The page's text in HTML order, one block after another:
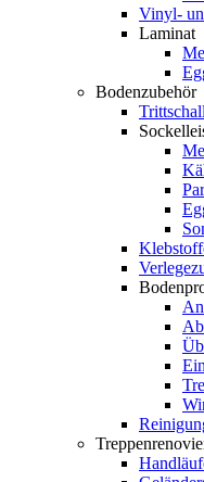
Vinyl-
Laminat
Bodenzubehör